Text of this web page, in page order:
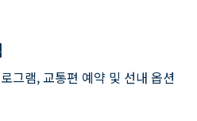
그램, 교통편 예약 및 선내 옵션